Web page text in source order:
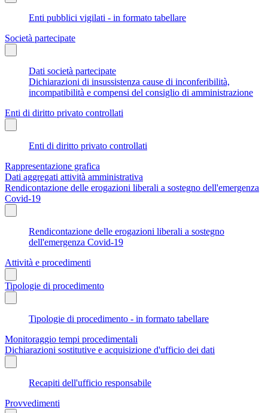
Enti pubblici vigilati - in formato tabellare
Società partecipate
Dati società partecipate
Dichiarazioni di insussistenza cause di inconferibilità,
incompatibilità e compensi del consiglio di amministrazione
Enti di diritto privato controllati
Enti di diritto privato controllati
Rappresentazione grafica
Dati aggregati attività amministrativa
Rendicontazione delle erogazioni liberali a sostegno dell'emergenza
Covid-19
Rendicontazione delle erogazioni liberali a sostegno
dell'emergenza Covid-19
Attività e procedimenti
Tipologie di procedimento
Tipologie di procedimento - in formato tabellare
Monitoraggio tempi procedimentali
Dichiarazioni sostitutive e acquisizione d'ufficio dei dati
Recapiti dell'ufficio responsabile
Provvedimenti